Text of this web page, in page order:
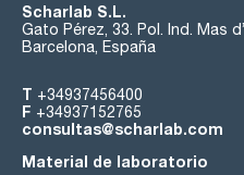
Scharlab S.L.
Gato Pérez, 33. Pol. Ind. Mas
Barcelona, España
T +34937456400
F +34937152765
consultas@scharlab.com
Material de laboratorio